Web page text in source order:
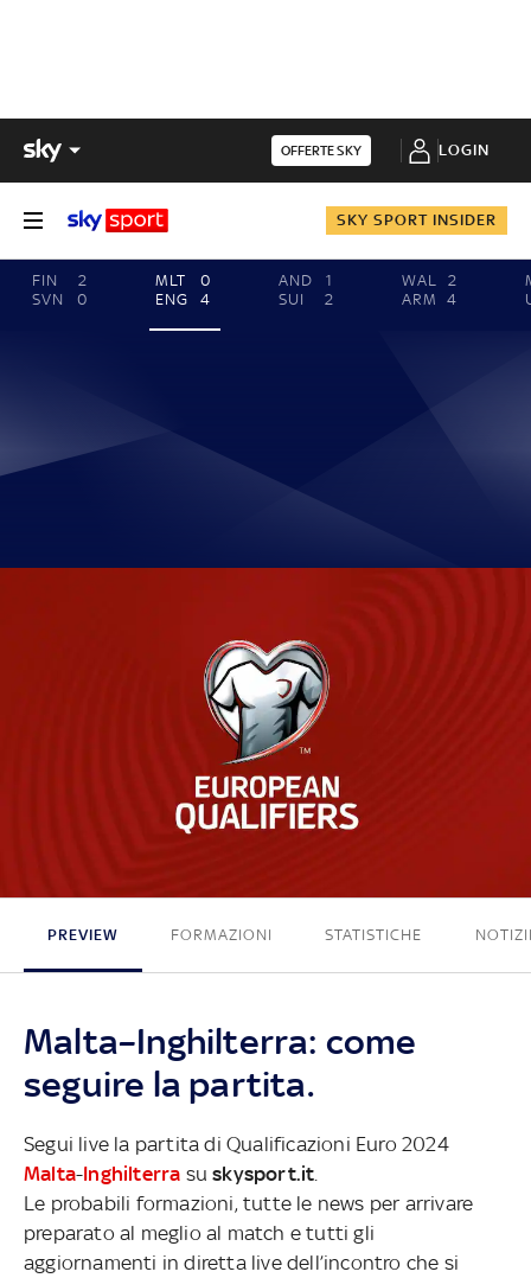
OFFERTE SKY LOGIN
SKY SPORT INSIDER
FIN
2
SVN
0
MLT
0
ENG
4
AND
1
SUI
2
WAL
2
ARM
4
PREVIEW FORMAZIONI STATISTICHE
Malta–Inghilterra: come
seguire la partita.
Segui live la partita di Qualificazioni Euro 2024
Malta-Inghilterra suskysport.it
Le probabili formazioni, tutte le news per arrivare
preparato al meglio al match e tutti gli
aggiornamenti in diretta live dell’incontro che si